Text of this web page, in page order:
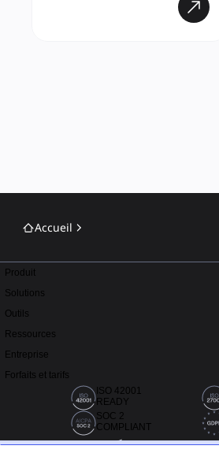
Accueil
Produit
Solutions
Outils
Ressources
Entreprise
Forfaits et tarifs
ISO 42001
READY
SOC 2
COMPLIANT